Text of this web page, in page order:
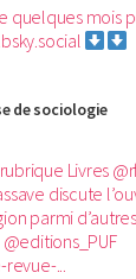
quelques mois
de sociologie
Livres
discute
parmi
revue-...